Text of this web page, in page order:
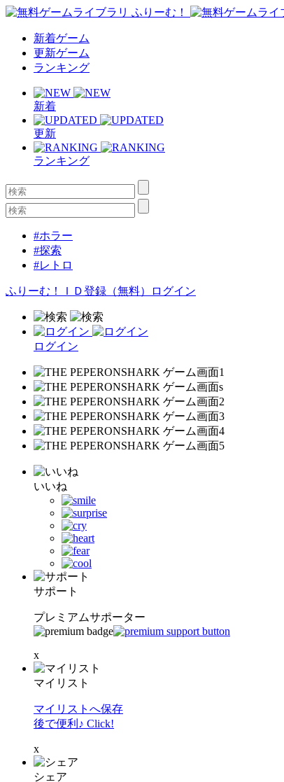
新着ゲーム
更新ゲーム
ランキング
新着
更新
ランキング
#ホラー
#探索
#レトロ
ふりーむ！ＩＤ登録（無料） ログイン
ログイン
いいね
サポート
プレミアムサポーター
x
マイリスト
マイリストへ保存
後で便利♪ Click!
x
シェア